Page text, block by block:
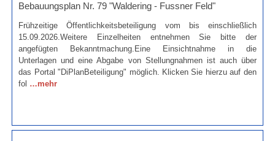
Bebauungsplan Nr. 79 "Waldering - Fussner Feld"
Frühzeitige Öffentlichkeitsbeteiligung vom bis einschließlich
15.09.2026.Weitere Einzelheiten entnehmen Sie bitte der
angefügten Bekanntmachung.Eine Einsichtnahme in die
Unterlagen und eine Abgabe von Stellungnahmen ist auch über
das Portal "DiPlanBeteiligung" möglich. Klicken Sie hierzu auf den
fol …mehr